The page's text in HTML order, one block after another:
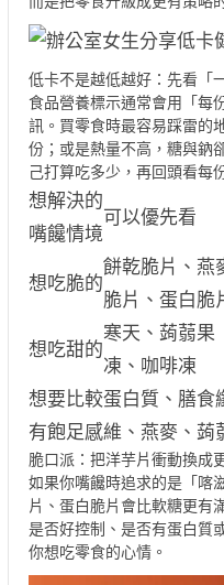
低卡不是越低越好：先看「
食品營養標示通常會用「每
訊。買零食時最容易踩雷的
份；或是熱量不高，糖與鈉
己打算吃多少，再回頭看每
想解決的
嘴饞情境
可以優先看
想吃脆的
餅乾脆片、燕
脆片、蛋白脆
想吃甜的
寒天、蒟蒻果
凍、咖啡凍
想要比較
有飽足感
蛋白質、膳食
維、燕麥、蒟
脆口派：把洋芋片衝動換成
如果你嘴饞時追求的是「喀
片、蛋白脆片會比軟糖更有
是否好控制、是否有蛋白質
你想吃零食的心情。